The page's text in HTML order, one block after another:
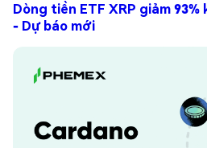
Dòng tiền ETF XRP giảm
- Dự báo mới